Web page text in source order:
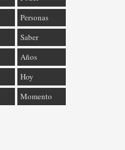
Personas
Saber
Años
Hoy
Momento